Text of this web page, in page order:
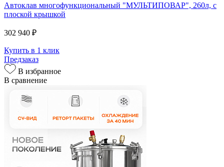
Автоклав многофункциональный "МУЛЬТИПОВАР", 260л, с
плоской крышкой
302 940 ₽
Купить в 1 клик
Предзаказ
В избранное
В сравнение